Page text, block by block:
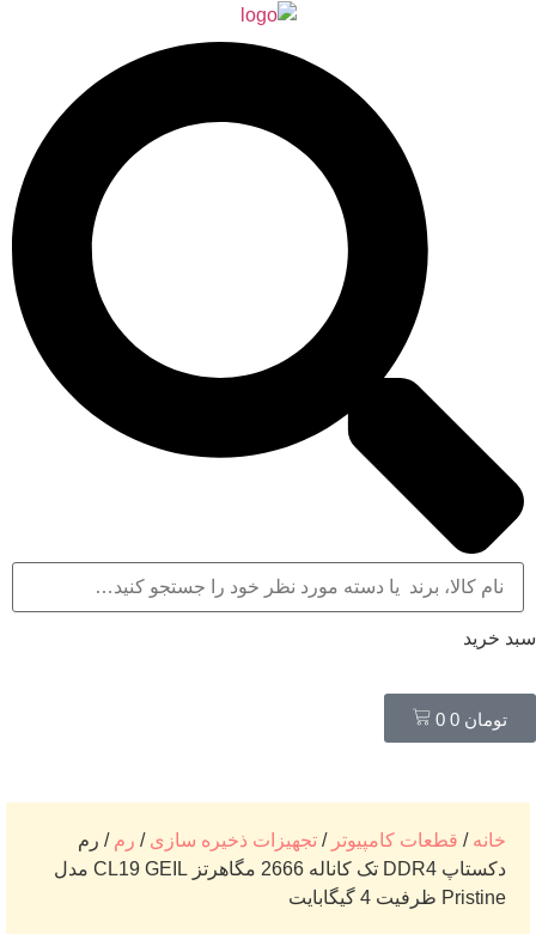
سبد خرید
تومان 0
خانه / قطعات کامپیوتر / تجهیزات ذخیره سازی / رم / رم
دکستاپ DDR4 تک کاناله 2666 مگاهرتز CL19 GEIL مدل
Pristine ظرفیت 4 گیگابایت